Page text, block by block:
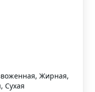
Жирная,
Сухая